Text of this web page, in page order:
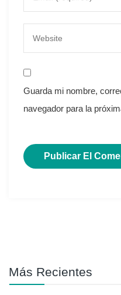
Guarda mi nombre,
navegador para la
Más Recientes